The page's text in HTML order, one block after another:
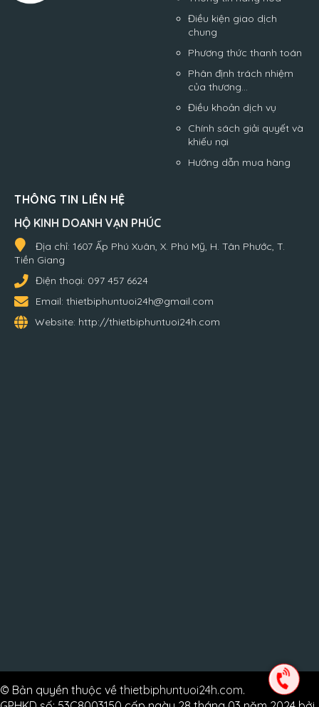
Điều kiện giao dịch
chung
Phương thức thanh toán
Phân định trách nhiệm
của thương...
Điều khoản dịch vụ
Chính sách giải quyết và
khiếu nại
Hướng dẫn mua hàng
THÔNG TIN LIÊN HỆ
HỘ KINH DOANH VẠN PHÚC
Địa chỉ: 1607 Ấp Phú Xuân, X. Phú Mỹ, H. Tân Phước, T.
Tiền Giang
Điện thoại: 097 457 6624
Email: thietbiphuntuoi24h@gmail.com
Website: http://thietbiphuntuoi24h.com
© Bản quyền thuộc về thietbiphuntuoi24h.com.